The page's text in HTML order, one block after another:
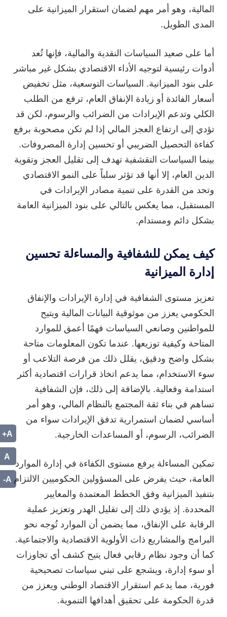
المالية، وهو أمر مهم لضمان استقرار الميزانية على
المدى الطويل.
أما على صعيد السياسات النقدية والمالية، فإنها تُعد
أدوات رئيسية لتوجيه الأداء الاقتصادي بشكل غير مباشر
على بنود الميزانية. السياسات التوسعية، مثل تخفيض
أسعار الفائدة أو زيادة الإنفاق العام، ترفع من الطلب
الكلي وتدعم الإيرادات من الضرائب والرسوم، لكن قد
تؤدي إلى ارتفاع العجز المالي إذا لم تكن مصحوبة برفع
كفاءة التحصيل الضريبي أو تحسين إدارة المصروفات.
بينما السياسات التقشفية تهدف إلى تقليل العجز وتقوية
الدين العام، إلا أنها قد تؤثر سلباً على النمو الاقتصادي
وتحد من القدرة على تنمية مصادر الإيرادات في
المستقبل، مما يعكس بالتالي على بنود الميزانية العامة
بشكل دائم ومستدام.
كيف يمكن للشفافية والمساءلة تحسين
إدارة الميزانية
تعزيز مستوى الشفافية في إدارة الإيرادات والإنفاق
الحكومي يعزز من موثوقية البيانات المالية ويتيح
للمواطنين وصانعي السياسات فهمًا أعمق للموارد
المتاحة وكيفية توزيعها. عندما تكون المعلومات متاحة
بشكل واضح ودقيق، يقلل ذلك من فرصة التلاعب أو
سوء الاستخدام، مما يدعم اتخاذ قرارات اقتصادية أكثر
استدامة وفعالية. بالإضافة إلى ذلك، فإن الشفافية
تساهم في بناء ثقة المجتمع بالنظام المالي، وهو أمر
أساسي لضمان استمرارية تدفق الإيرادات سواء من
الضرائب، الرسوم، أو المساعدات الخارجية.
تمكين المساءلة يرفع مستوى الكفاءة في إدارة الموارد
العامة، حيث يفرض على المسؤولين الحكوميين الالتزام
بتنفيذ الميزانية وفق الخطط المعتمدة والمعايير
المحددة. إذ يؤدي ذلك إلى تقليل الهدر وتعزيز عملية
الرقابة على الإنفاق، مما يضمن أن الموارد تُوجه نحو
البرامج والمشاريع ذات الأولوية الاقتصادية والاجتماعية.
كما أن وجود نظام رقابي فعال يتيح كشف أي تجاوزات
أو سوء إدارة، ويشجع على تبني سياسات تصحيحية
فورية، مما يدعم استقرار الاقتصاد الوطني ويعزز من
قدرة الحكومة على تحقيق أهدافها التنموية.
A+
A
A-